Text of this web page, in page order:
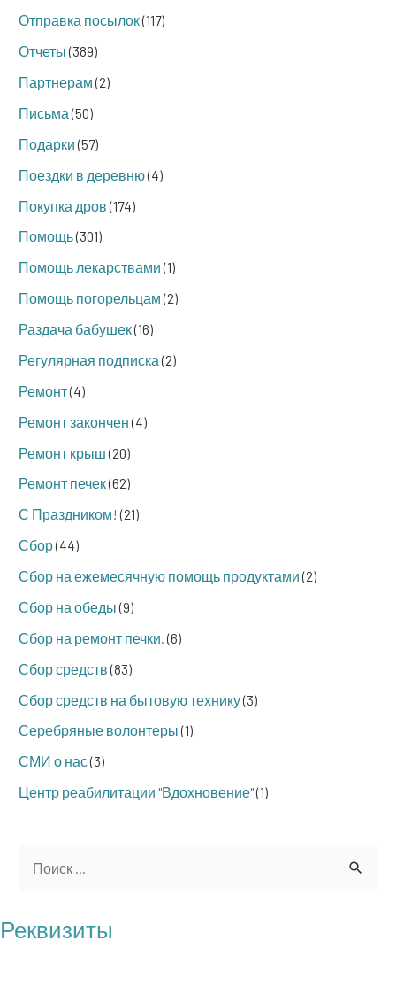
Отправка посылок(117)
Отчеты(389)
Партнерам(2)
Письма(50)
Подарки(57)
Поездки в деревню(4)
Покупка дров(174)
Помощь(301)
Помощь лекарствами(1)
Помощь погорельцам(2)
Раздача бабушек(16)
Регулярная подписка(2)
Ремонт(4)
Ремонт закончен(4)
Ремонт крыш(20)
Ремонт печек(62)
С Праздником! (21)
Сбор(44)
Сбор на ежемесячную помощь продуктами(2)
Сбор на обеды(9)
Сбор на ремонт печки.(6)
Сбор средств(83)
Сбор средств на бытовую технику(3)
Серебряные волонтеры(1)
СМИ о нас(3)
Центр реабилитации "Вдохновение"(1)
r
Реквизиты